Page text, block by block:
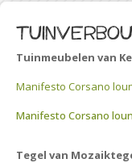
Tuinmeubelen van
Manifesto Corsano
Manifesto Corsano
Tegel van